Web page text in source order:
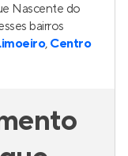
Nascente do
bairros
, Centro